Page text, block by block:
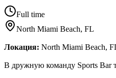
Full time
North Miami Beach, FL
Локация: North Miami Beach,
В дружную команду Sports Bar